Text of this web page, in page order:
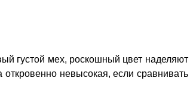
густой мех, роскошный цвет
невысокая, если